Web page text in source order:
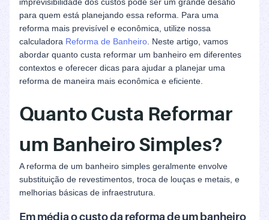
imprevisibilidade dos custos pode ser um grande desafio
para quem está planejando essa reforma. Para uma
reforma mais previsível e econômica, utilize nossa
calculadora Reforma de Banheiro. Neste artigo, vamos
abordar quanto custa reformar um banheiro em diferentes
contextos e oferecer dicas para ajudar a planejar uma
reforma de maneira mais econômica e eficiente.
Quanto Custa Reformar
um Banheiro Simples?
A reforma de um banheiro simples geralmente envolve
substituição de revestimentos, troca de louças e metais, e
melhorias básicas de infraestrutura.
Em média o custo da reforma de um banheiro